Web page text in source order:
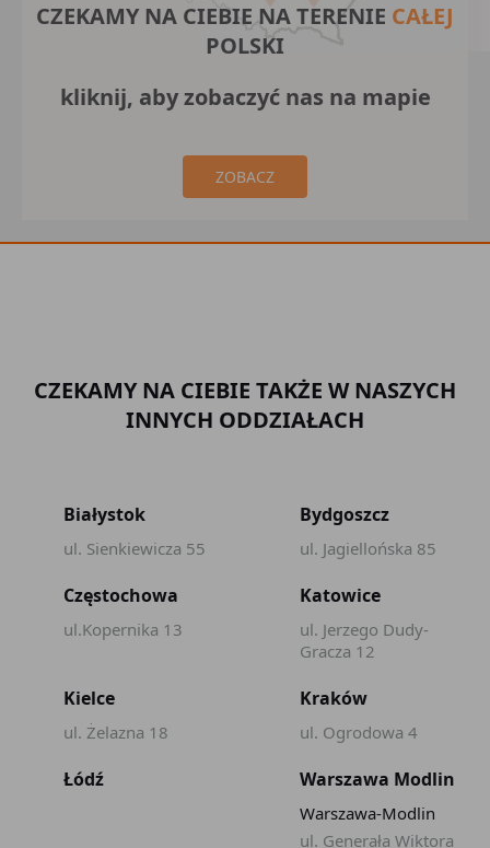
CZEKAMY NA CIEBIE NA TERENIE CAŁEJ
POLSKI
kliknij, aby zobaczyć nas na mapie
ZOBACZ
CZEKAMY NA CIEBIE TAKŻE W NASZYCH
INNYCH ODDZIAŁACH
Białystok
ul. Sienkiewicza 55
Bydgoszcz
ul. Jagiellońska 85
Częstochowa
ul.Kopernika 13
Katowice
ul. Jerzego Dudy-
Gracza 12
Kielce
ul. Żelazna 18
Kraków
ul. Ogrodowa 4
Łódź Warszawa Modlin
Warszawa-Modlin
ul. Generała Wiktora